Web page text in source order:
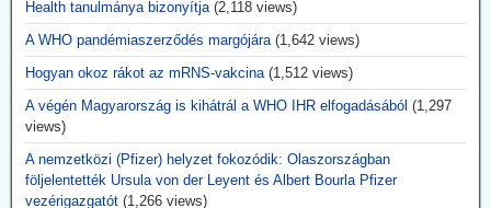
kórokozókkal dolgoztak, és az Egyesült Államok biológiai
biztonsági feltételek mellett végzett tevékenységekre képezte ki az
ukrán tudósokat.
Aki eddig ezt szóba hozta, megkapta jelzőjét: Alusipkás
összeesküvés-teoretikus.
2026.06.14. JonFleetwood.com: A CDC csöndben
beismeri, hogy a génszekvenálás önmagában
nem bizonyítja a vírusátvitelt
Health tanulmánya bizonyítja (2,118 views)
A WHO pandémiaszerződés margójára (1,642 views)
Hogyan okoz rákot az mRNS-vakcina (1,512 views)
A végén Magyarország is kihátrál a WHO IHR elfogadásából (1,297
views)
A nemzetközi (Pfizer) helyzet fokozódik: Olaszországban
följelentették Ursula von der Leyent és Albert Bourla Pfizer
vezérigazgatót (1,266 views)